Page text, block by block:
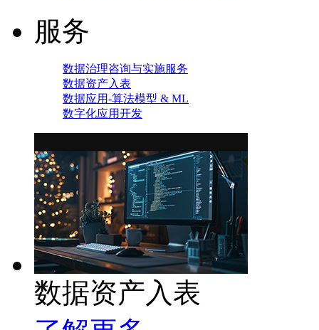
服务
数据治理咨询与实施服务
数据资产入表
数据应用-算法模型 & ML
数字化应用开发
数据资产入表